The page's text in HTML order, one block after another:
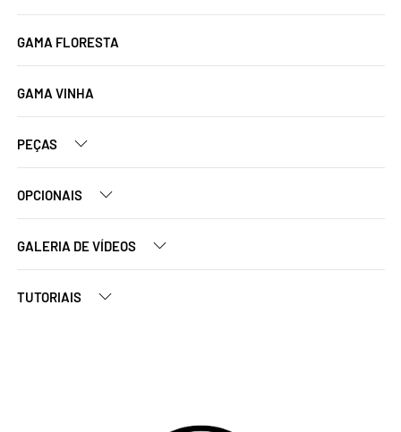
GAMA FLORESTA
GAMA VINHA
PEÇAS
OPCIONAIS
GALERIA DE VÍDEOS
TUTORIAIS